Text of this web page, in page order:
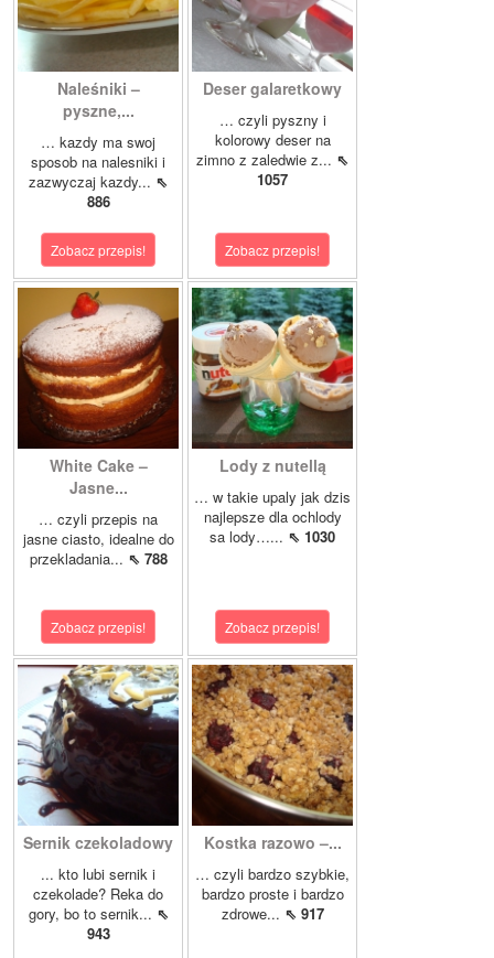
Naleśniki –
pyszne,...
… kazdy ma swoj
sposob na nalesniki i
zazwyczaj kazdy... ⇖
886
Zobacz przepis!
Deser galaretkowy
… czyli pyszny i
kolorowy deser na
zimno z zaledwie z... ⇖
1057
Zobacz przepis!
White Cake –
Jasne...
… czyli przepis na
jasne ciasto, idealne do
przekladania... ⇖ 788
Zobacz przepis!
Lody z nutellą
… w takie upaly jak dzis
najlepsze dla ochlody
sa lody…... ⇖ 1030
Zobacz przepis!
Sernik czekoladowy
... kto lubi sernik i
czekolade? Reka do
gory, bo to sernik... ⇖
943
Kostka razowo –...
… czyli bardzo szybkie,
bardzo proste i bardzo
zdrowe... ⇖ 917